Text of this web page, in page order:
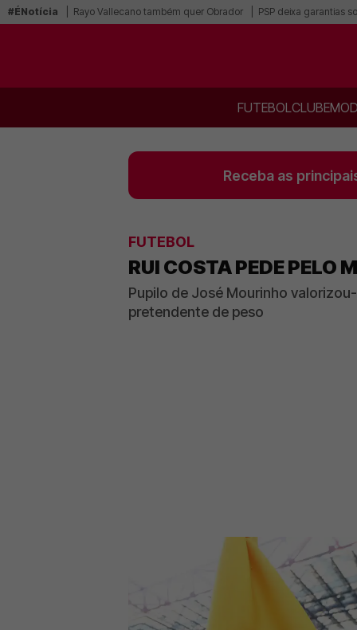
#ÉNotícia Rayo Vallecano também quer Obrador PSP deixa garantias
FUTEBOLCLUBE
Receba as
FUTEBOL
RUI COSTA PEDE PELO
Pupilo de José Mourinho
pretendente de peso